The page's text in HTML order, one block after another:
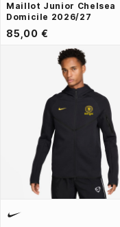
Maillot Junior Chelsea
Domicile 2026/27
85,00 €